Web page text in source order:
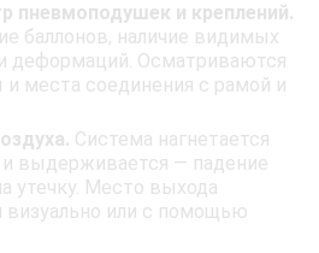
пневмоподушек и креплений.
баллонов, наличие видимых
деформаций. Осматриваются
места соединения с рамой и
Система нагнетается
и выдерживается — падение
утечку. Место выхода
визуально или с помощью